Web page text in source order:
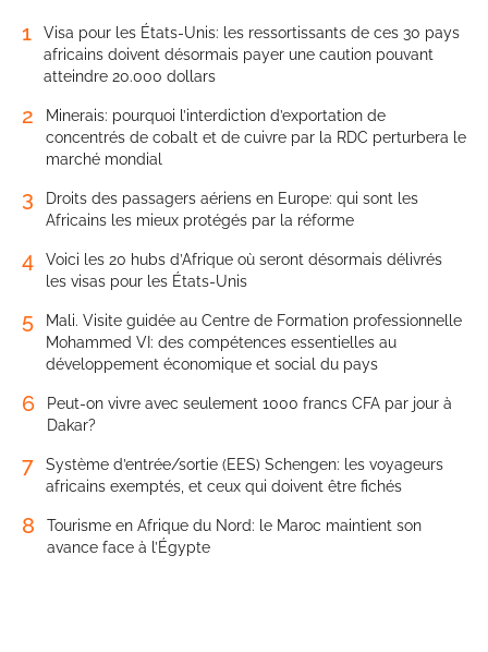
1
Visa pour les États-Unis: les ressortissants de ces 30 pays
africains doivent désormais payer une caution pouvant
atteindre 20.000 dollars
2
Minerais: pourquoi l’interdiction d’exportation de
concentrés de cobalt et de cuivre par la RDC perturbera le
marché mondial
3
Droits des passagers aériens en Europe: qui sont les
Africains les mieux protégés par la réforme
4
Voici les 20 hubs d’Afrique où seront désormais délivrés
les visas pour les États-Unis
5
Mali. Visite guidée au Centre de Formation professionnelle
Mohammed VI: des compétences essentielles au
développement économique et social du pays
6
Peut-on vivre avec seulement 1000 francs CFA par jour à
Dakar?
7
Système d’entrée/sortie (EES) Schengen: les voyageurs
africains exemptés, et ceux qui doivent être fichés
8
Tourisme en Afrique du Nord: le Maroc maintient son
avance face à l’Égypte